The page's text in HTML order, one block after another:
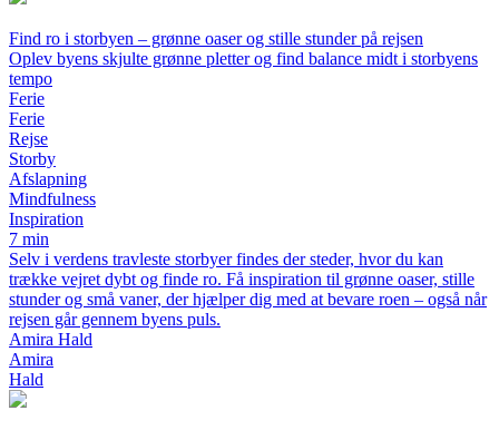
Find ro i storbyen – grønne oaser og stille stunder på rejsen
Oplev byens skjulte grønne pletter og find balance midt i storbyens
tempo
Ferie
Ferie
Rejse
Storby
Afslapning
Mindfulness
Inspiration
7 min
Selv i verdens travleste storbyer findes der steder, hvor du kan
trække vejret dybt og finde ro. Få inspiration til grønne oaser, stille
stunder og små vaner, der hjælper dig med at bevare roen – også når
rejsen går gennem byens puls.
Amira Hald
Amira
Hald